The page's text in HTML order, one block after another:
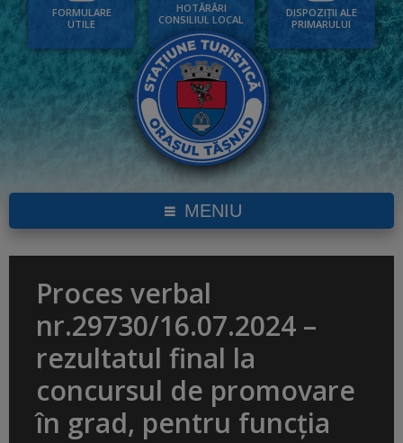
FORMULARE
UTILE
HOTĂRÂRI
CONSILIUL LOCAL
DISPOZIȚII ALE
PRIMARULUI
MENIU
Proces verbal
nr.29730/16.07.2024 –
rezultatul final la
concursul de promovare
în grad, pentru funcția